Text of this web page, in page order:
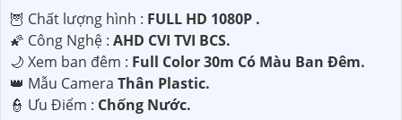
🦉 Chất lượng hình : FULL HD 1080P .
🌠 Công Nghệ : AHD CVI TVI BCS.
🌙 Xem ban đêm : Full Color 30m Có Màu Ban Đêm.
👑 Mẫu Camera Thân Plastic.
️👮 Ưu Điểm : Chống Nước.